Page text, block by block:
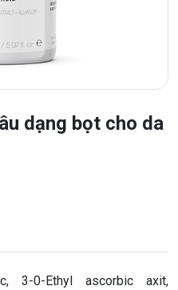
dạng bọt cho da
3-0-Ethyl ascorbic axit,